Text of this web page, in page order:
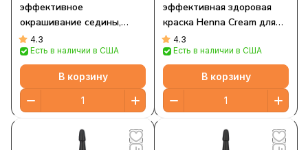
эффективное
окрашивание седины,
здоровые волосы, темно-
коричневый, 70 мл (2,37
жидк. унций)
4.3
Есть в наличии в США
В корзину
эффективная здоровая
краска Henna Cream для
седоватых волос,
золотисто-каштановый,
2,37 жидких унций (70 мл)
4.3
Есть в наличии в США
В корзину